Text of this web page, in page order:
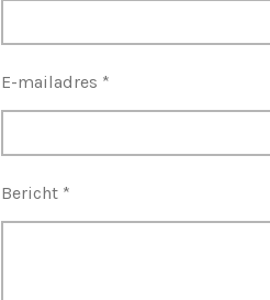
E-mailadres *
Bericht *